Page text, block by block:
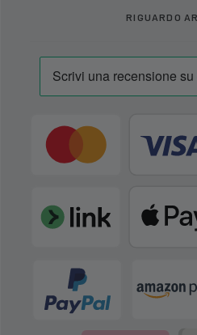
RIGUARDO